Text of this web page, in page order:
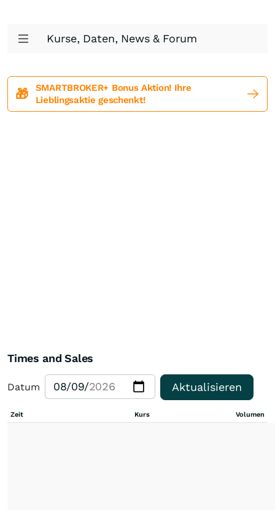
Kurse, Daten, News & Forum
🎁
SMARTBROKER+ Bonus Aktion! Ihre
Lieblingsaktie geschenkt!
Times and Sales
Datum Aktualisieren
Zeit Kurs Volumen